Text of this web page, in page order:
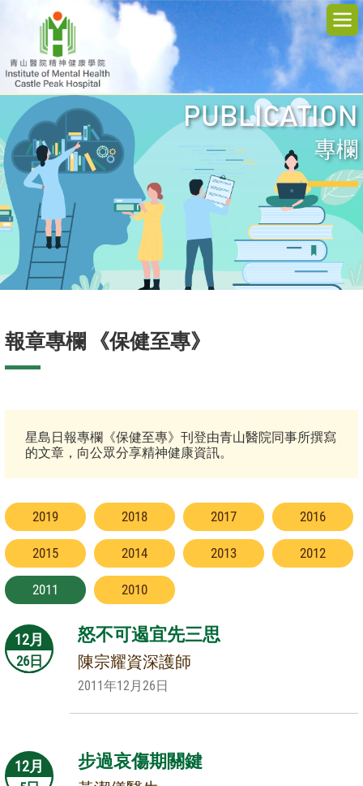
PUBLICATION
專欄
報章專欄 《保健至專》
星島日報專欄《保健至專》刊登由青山醫院同事所撰寫
的文章，向公眾分享精神健康資訊。
2019 2018 2017 2016
2015 2014 2013 2012
2011 2010
12月
26日
怒不可遏宜先三思
陳宗耀資深護師
2011年12月26日
12月
步過哀傷期關鍵